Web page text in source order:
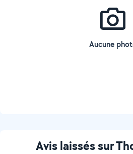
Aucune
Avis laissés sur